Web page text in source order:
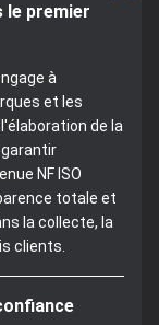
le premier
à
et les
de la
NF ISO
totale et
la collecte, la
clients.